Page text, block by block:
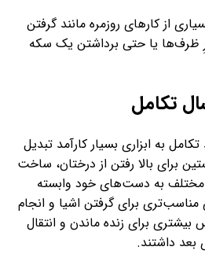
از کارهای روزمره مانند گرفتن
ظرف‌ها یا حتی برداشتن یک سکه
تکامل
به ابزاری بسیار کارآمد تبدیل
برای بالا رفتن از درختان، ساخت
مختلف به دست‌های خود وابسته
برای گرفتن اشیا و انجام
برای زنده ماندن و انتقال
داشتند.